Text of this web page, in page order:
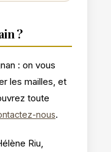
?
: on vous
les mailles, et
toute
nous.
Riu,